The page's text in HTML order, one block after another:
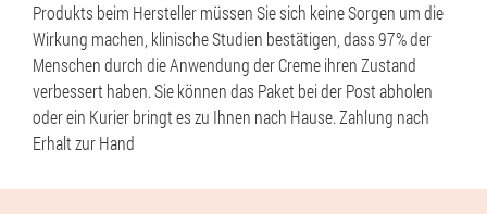
Produkts beim Hersteller müssen Sie sich keine Sorgen um die
Wirkung machen, klinische Studien bestätigen, dass 97% der
Menschen durch die Anwendung der Creme ihren Zustand
verbessert haben. Sie können das Paket bei der Post abholen
oder ein Kurier bringt es zu Ihnen nach Hause. Zahlung nach
Erhalt zur Hand